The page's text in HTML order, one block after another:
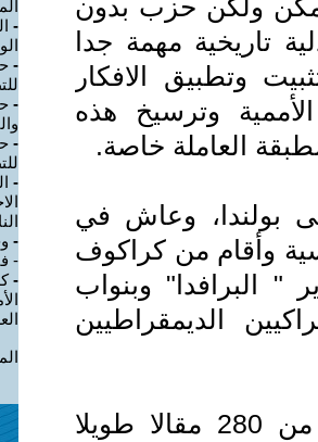
ولكن حزب بدون
تاريخية مهمة جدا
وتطبيق الافكار
الأممية وترسيخ هذه
العاملة خاصة.
لينين الى بولندا، وعاش في
وأقام من كراكوف
" البرافدا" وبنواب
الديمقراطيين
ونشرت صحيفة برافدا وحدها اكثر من 280 مقالا طويلا
-
-
-
-
-
-
-
-